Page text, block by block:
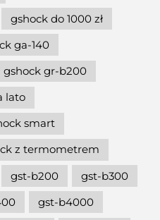
gshock do 1000 zł
ga-140
gshock gr-b200
lato
smart
z termometrem
gst-b200
gst-b300
gst-b4000